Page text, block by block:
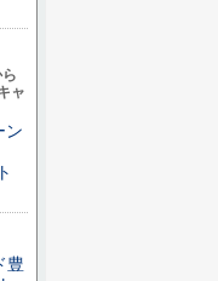
ャ
ン
豊